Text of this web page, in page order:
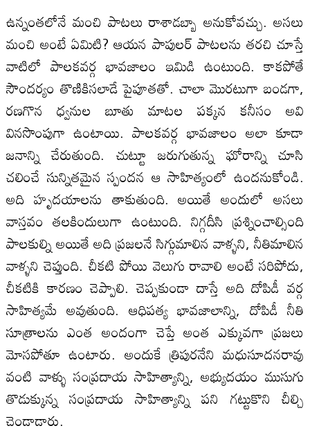
ఉన్నంతలోనే మంచి పాటలు రాశాడబ్బా అనుకోవచ్చు. అసలు
మంచి అంటే ఏమిటి? ఆయన పాపులర్ పాటలను తరచి చూస్తే
వాటిలో పాలకవర్గ భావజాలం ఇమిడి ఉంటుంది. కాకపోతే
సౌందర్యం తొణికిసలాడే పైపూతతో. చాలా మొరటుగా బండగా,
రణగొన ధ్వనుల బూతు మాటల పక్కన కనీసం అవి
వినసొంపుగా ఉంటాయి. పాలకవర్గ భావజాలం అలా కూడా
జనాన్ని చేరుతుంది. చుట్టూ జరుగుతున్న ఘోరాన్ని చూసి
చలించే సున్నితమైన స్పందన ఆ సాహిత్యంలో ఉందనుకోండి.
అది హృదయాలను తాకుతుంది. అయితే అందులో అసలు
వాస్తవం తలకిందులుగా ఉంటుంది. నిగ్గదీసి ప్రశ్నించాల్సింది
పాలకుల్ని అయితే అది ప్రజలనే సిగ్గుమాలిన వాళ్ళని, నీతిమాలిన
వాళ్ళని చెప్తుంది. చీకటి పోయి వెలుగు రావాలి అంటే సరిపోదు,
చీకటికి కారణం చెప్పాలి. చెప్పకుండా దాస్తే అది దోపిడీ వర్గ
సాహిత్యమే అవుతుంది. ఆధిపత్య భావజాలాన్ని, దోపిడీ నీతి
సూత్రాలను ఎంత అందంగా చెప్తే అంత ఎక్కువగా ప్రజలు
మోసపోతూ ఉంటారు. అందుకే త్రిపురనేని మధుసూదనరావు
వంటి వాళ్ళు సంప్రదాయ సాహిత్యాన్ని, అభ్యుదయం ముసుగు
తొడుక్కున్న సంప్రదాయ సాహిత్యాన్ని పని గట్టుకొని చీల్చి
చెండాడారు.